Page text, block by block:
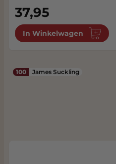
37,95
In Winkelwagen
100 James Suckling